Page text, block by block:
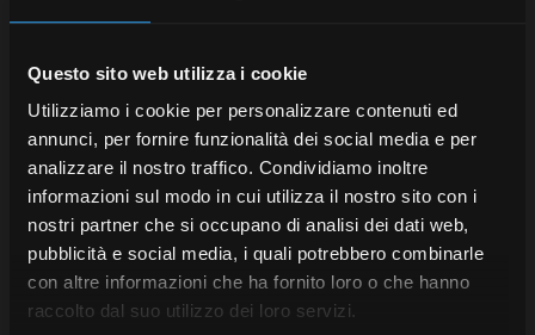
Questo sito web utilizza i cookie
Utilizziamo i cookie per personalizzare contenuti ed
annunci, per fornire funzionalità dei social media e per
analizzare il nostro traffico. Condividiamo inoltre
informazioni sul modo in cui utilizza il nostro sito con i
nostri partner che si occupano di analisi dei dati web,
pubblicità e social media, i quali potrebbero combinarle
con altre informazioni che ha fornito loro o che hanno
raccolto dal suo utilizzo dei loro servizi.